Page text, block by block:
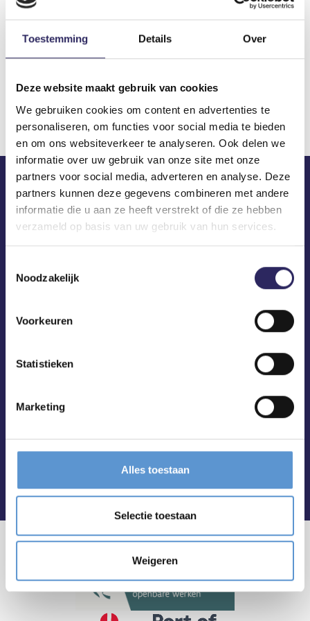
Toestemming Details Over
Deze website maakt gebruik van cookies
We gebruiken cookies om content en advertenties te
personaliseren, om functies voor social media te bieden
en om ons websiteverkeer te analyseren. Ook delen we
informatie over uw gebruik van onze site met onze
partners voor social media, adverteren en analyse. Deze
partners kunnen deze gegevens combineren met andere
informatie die u aan ze heeft verstrekt of die ze hebben
verzameld op basis van uw gebruik van hun services.
Noodzakelijk
Voorkeuren
Statistieken
Marketing
Alles toestaan
Selectie toestaan
Weigeren
aanleiding van de
adviesronde bij het vovb
Download
ECA in je mailbox?